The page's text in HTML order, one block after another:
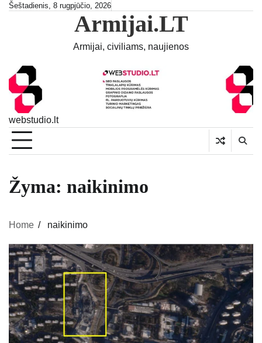
SkipŠeštadienis, 8 rugpjūčio, 2026
Armijai.LT
Armijai, civiliams, naujienos
webstudio.lt
Žyma: naikinimo
Home naikinimo